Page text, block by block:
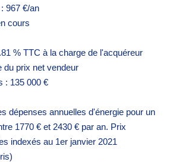
967 €/an
cours
% TTC à la charge de l'acquéreur
du prix net vendeur
: 135 000 €
dépenses annuelles d'énergie pour un
1770 € et 2430 € par an. Prix
indexés au 1er janvier 2021